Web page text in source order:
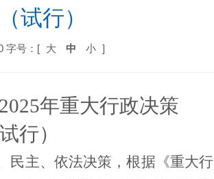
试行）
字号：[ 大 中 小 ]
年重大行政决策
行）
民主、依法决策，根据《重大行